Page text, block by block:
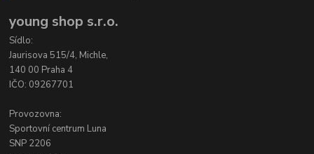
young shop s.r.o.
Sídlo:
Jaurisova 515/4, Michle,
140 00 Praha 4
IČO: 09267701
Provozovna:
Sportovní centrum Luna
SNP 2206